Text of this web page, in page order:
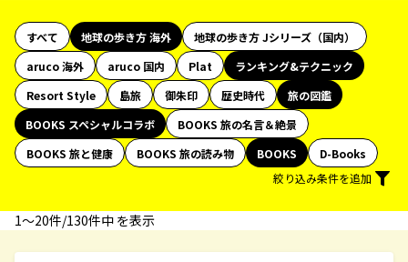
すべて 地球の歩き方 海外
地球の歩き方 Jシリーズ（国内）
aruco 海外
aruco 国内 Plat
ランキング&テクニック
Resort Style
島旅 御朱印 歴史時代
旅の図鑑
BOOKS スペシャルコラボ
BOOKS 旅の名言＆絶景
BOOKS 旅と健康
BOOKS 旅の読み物 BOOKS
D-Books
絞り込み条件を追加
1〜20件/130件中 を表示